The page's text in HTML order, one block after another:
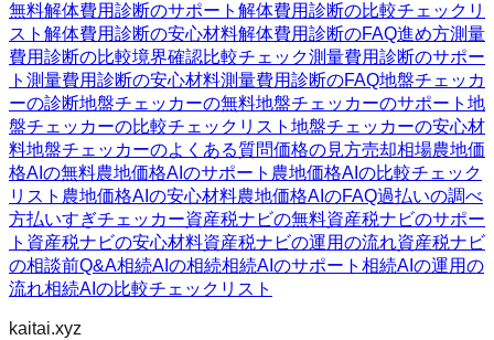
無料解体費用診断のサポート 解体費用診断の比較チェックリ
スト 解体費用診断の安心材料解体費用診断のFAQ進め方測量
費用診断の比較境界確認比較チェック測量費用診断のサポー
ト 測量費用診断の安心材料測量費用診断のFAQ地盤チェッカ
ーの診断地盤チェッカーの無料地盤チェッカーのサポート 地
盤チェッカーの比較チェックリスト 地盤チェッカーの安心材
料地盤チェッカーのよくある質問価格の見方売却相場農地価
格AIの無料農地価格AIのサポート 農地価格AIの比較チェック
リスト 農地価格AIの安心材料農地価格AIのFAQ過払いの調べ
方払いすぎチェッカー資産税ナビの無料資産税ナビのサポー
ト 資産税ナビの安心材料資産税ナビの運用の流れ資産税ナビ
の相談前Q&A相続AIの相続相続AIのサポート 相続AIの運用の
流れ相続AIの比較チェックリスト
kaitai.xyz